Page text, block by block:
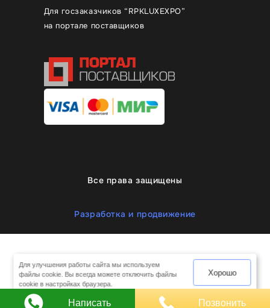
Для госзаказчиков “RPKLUXEXPO”
на портале поставщиков
Все права защищены
Разработка и продвижение
Для улучшения работы сайта мы используем
файлы cookie. Вы всегда можете отключить файлы
cookie в настройках браузера.
Хорошо
Написать Позвонить